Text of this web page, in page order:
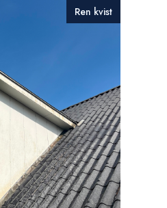
Ren kvist